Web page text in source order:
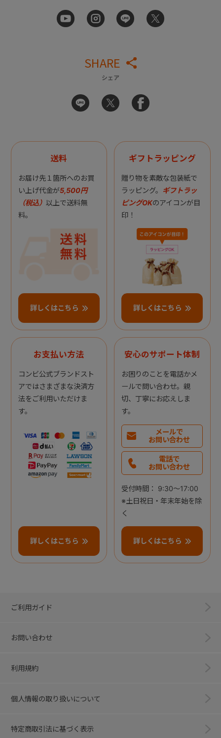
SHARE
シェア
送料
お届け先１箇所へのお買
い上げ代金が5,500円
（税込） 以上で送料無
料。
詳しくはこちら
ギフトラッピング
贈り物を素敵な包装紙で
ラッピング。 ギフトラッ
ピングOKのアイコンが目
印！
詳しくはこちら
お支払い方法
コンビ公式ブランドスト
アではさまざまな決済方
法をご利用いただけま
す。
詳しくはこちら
安心のサポート体制
お困りのことを電話かメ
ールで問い合わせ。親
切、丁寧にお応えしま
す。
メールで
お問い合わせ
電話で
お問い合わせ
受付時間： 9:30～17:00
※土日祝日・年末年始を除
く
詳しくはこちら
ご利用ガイド
お問い合わせ
利用規約
個人情報の取り扱いについて
特定商取引法に基づく表示